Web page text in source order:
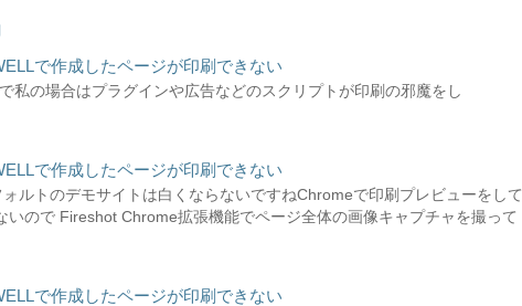
で作成したページが印刷できない
私の場合はプラグインや広告などのスクリプトが印刷の邪魔をし
で作成したページが印刷できない
ルトのデモサイトは白くならないですねChromeで印刷プレビューをして
いので Fireshot Chrome拡張機能でページ全体の画像キャプチャを撮って
で作成したページが印刷できない